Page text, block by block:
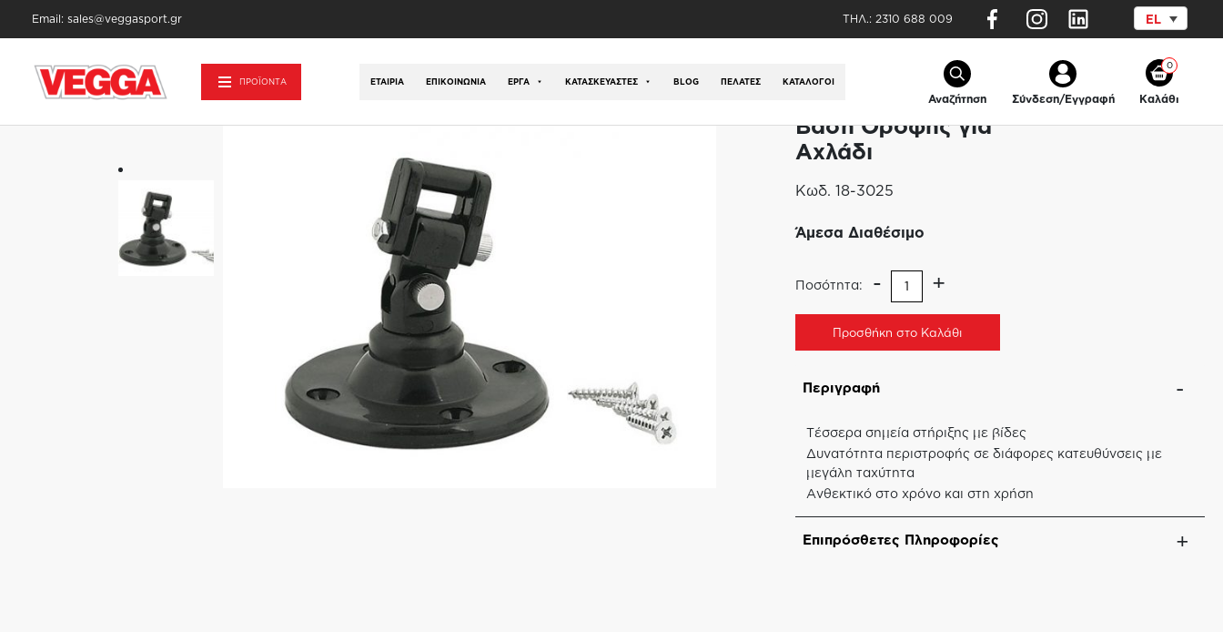
Email: sales@veggasport.gr ΤΗΛ.: 2310 688 009 EL
ΠΡΟΪΟΝΤΑ ΕΤΑΙΡΊΑ ΕΠΙΚΟΙΝΩΝΊΑ ΕΡΓΑ ΚΑΤΑΣΚΕΥΑΣΤΕΣ BLOG ΠΕΛΑΤΕΣ ΚΑΤΆΛΟΓΟΙ
Αναζήτηση Σύνδεση/Εγγραφή
0
Καλάθι
Βάση Οροφής για
Αχλάδι
Κωδ. 18-3025
Άμεσα Διαθέσιμο
- +
Ποσότητα:
Προσθήκη στο Καλάθι
Περιγραφή
Τέσσερα σημεία στήριξης με βίδες
Δυνατότητα περιστροφής σε διάφορες κατευθύνσεις με
μεγάλη ταχύτητα
Ανθεκτικό στο χρόνο και στη χρήση
Επιπρόσθετες Πληροφορίες